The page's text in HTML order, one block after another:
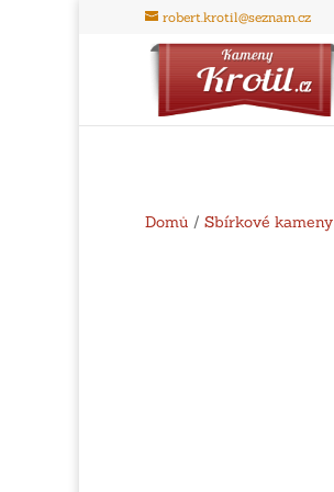
robert.krotil@seznam.cz
Domů / Sbírkové kameny